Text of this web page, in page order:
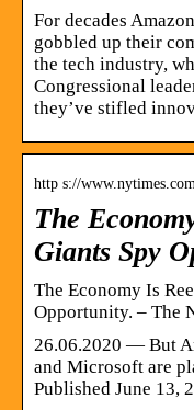
For decades
gobbled up their
the tech industry,
Congressional
they’ve stifled
http s://
The
Giants Spy
The Economy Is
Opportunity. – The
26.06.2020 — But
and Microsoft are
Published June 13,